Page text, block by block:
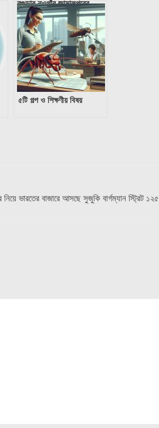
৫টি গল্প ও শিক্ষণীয় বিষয়
নিয়ে ভারতের বাজারে আসছে সুজুকি বার্গম্যান স্ট্রিট ১২৫